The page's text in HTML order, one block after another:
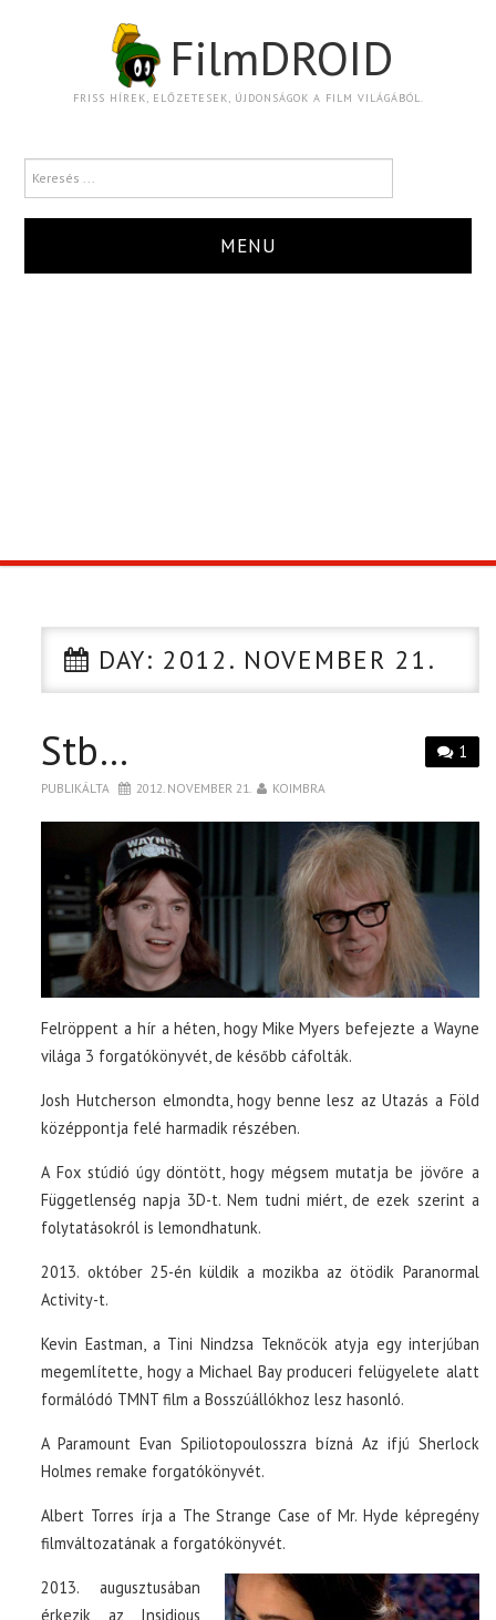
FilmDROID
FRISS HÍREK, ELŐZETESEK, ÚJDONSÁGOK A FILM VILÁGÁBÓL.
MENU
CIKK
PÓLÓ RENDELÉS
DAY: 2012. NOVEMBER 21.
1
Stb…
PUBLIKÁLTA 2012. NOVEMBER 21. KOIMBRA
Felröppent a hír a héten, hogy Mike Myers befejezte a Wayne
világa 3 forgatókönyvét, de később cáfolták.
Josh Hutcherson elmondta, hogy benne lesz az Utazás a Föld
középpontja felé harmadik részében.
A Fox stúdió úgy döntött, hogy mégsem mutatja be jövőre a
Függetlenség napja 3D-t. Nem tudni miért, de ezek szerint a
folytatásokról is lemondhatunk.
2013. október 25-én küldik a mozikba az ötödik Paranormal
Activity-t.
Kevin Eastman, a Tini Nindzsa Teknőcök atyja egy interjúban
megemlítette, hogy a Michael Bay produceri felügyelete alatt
formálódó TMNT film a Bosszúállókhoz lesz hasonló.
A Paramount Evan Spiliotopoulosszra bízná Az ifjú Sherlock
Holmes remake forgatókönyvét.
Albert Torres írja a The Strange Case of Mr. Hyde képregény
filmváltozatának a forgatókönyvét.
2013. augusztusában
érkezik az Insidious